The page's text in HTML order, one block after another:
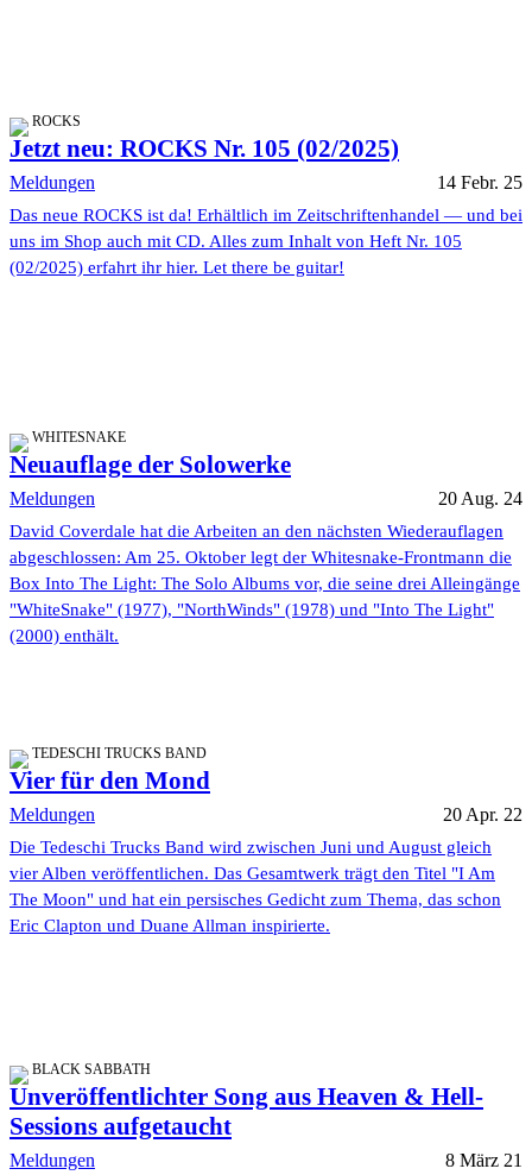
ROCKS
Jetzt neu: ROCKS Nr. 105 (02/2025)
Meldungen 14 Febr. 25
Das neue ROCKS ist da! Erhältlich im Zeitschriftenhandel — und bei
uns im Shop auch mit CD. Alles zum Inhalt von Heft Nr. 105
(02/2025) erfahrt ihr hier. Let there be guitar!
WHITESNAKE
Neuauflage der Solowerke
Meldungen 20 Aug. 24
David Coverdale hat die Arbeiten an den nächsten Wiederauflagen
abgeschlossen: Am 25. Oktober legt der Whitesnake-Frontmann die
Box Into The Light: The Solo Albums vor, die seine drei Alleingänge
"WhiteSnake" (1977), "NorthWinds" (1978) und "Into The Light"
(2000) enthält.
TEDESCHI TRUCKS BAND
Vier für den Mond
Meldungen 20 Apr. 22
Die Tedeschi Trucks Band wird zwischen Juni und August gleich
vier Alben veröffentlichen. Das Gesamtwerk trägt den Titel "I Am
The Moon" und hat ein persisches Gedicht zum Thema, das schon
Eric Clapton und Duane Allman inspirierte.
BLACK SABBATH
Unveröffentlichter Song aus Heaven & Hell-
Sessions aufgetaucht
Meldungen 8 März 21